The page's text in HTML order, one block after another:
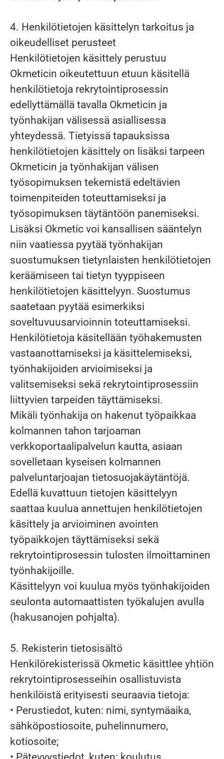
4. Henkilötietojen käsittelyn tarkoitus ja
oikeudelliset perusteet
Henkilötietojen käsittely perustuu
Okmeticin oikeutettuun etuun käsitellä
henkilötietoja rekrytointiprosessin
edellyttämällä tavalla Okmeticin ja
työnhakijan välisessä asiallisessa
yhteydessä. Tietyissä tapauksissa
henkilötietojen käsittely on lisäksi tarpeen
Okmeticin ja työnhakijan välisen
työsopimuksen tekemistä edeltävien
toimenpiteiden toteuttamiseksi ja
työsopimuksen täytäntöön panemiseksi.
Lisäksi Okmetic voi kansallisen sääntelyn
niin vaatiessa pyytää työnhakijan
suostumuksen tietynlaisten henkilötietojen
keräämiseen tai tietyn tyyppiseen
henkilötietojen käsittelyyn. Suostumus
saatetaan pyytää esimerkiksi
soveltuvuusarvioinnin toteuttamiseksi.
Henkilötietoja käsitellään työhakemusten
vastaanottamiseksi ja käsittelemiseksi,
työnhakijoiden arvioimiseksi ja
valitsemiseksi sekä rekrytointiprosessiin
liittyvien tarpeiden täyttämiseksi.
Mikäli työnhakija on hakenut työpaikkaa
kolmannen tahon tarjoaman
verkkoportaalipalvelun kautta, asiaan
sovelletaan kyseisen kolmannen
palveluntarjoajan tietosuojakäytäntöjä.
Edellä kuvattuun tietojen käsittelyyn
saattaa kuulua annettujen henkilötietojen
käsittely ja arvioiminen avointen
työpaikkojen täyttämiseksi sekä
rekrytointiprosessin tulosten ilmoittaminen
työnhakijoille.
Käsittelyyn voi kuulua myös työnhakijoiden
seulonta automaattisten työkalujen avulla
(hakusanojen pohjalta).
5. Rekisterin tietosisältö
Henkilörekisterissä Okmetic käsittlee yhtiön
rekrytointiprosesseihin osallistuvista
henkilöistä erityisesti seuraavia tietoja:
• Perustiedot, kuten: nimi, syntymäaika,
sähköpostiosoite, puhelinnumero,
kotiosoite;